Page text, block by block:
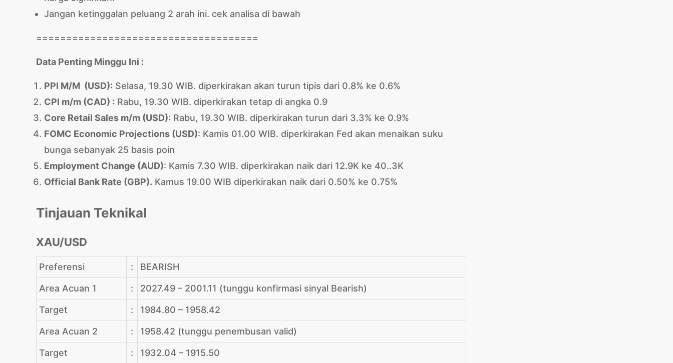
Jangan ketinggalan peluang 2 arah ini. cek analisa di bawah
=====================================
Data Penting Minggu Ini :
PPI M/M (USD): Selasa, 19.30 WIB. diperkirakan akan turun tipis dari 0.8% ke 0.6%
CPI m/m (CAD) : Rabu, 19.30 WIB. diperkirakan tetap di angka 0.9
Core Retail Sales m/m (USD): Rabu, 19.30 WIB. diperkirakan turun dari 3.3% ke 0.9%
FOMC Economic Projections (USD): Kamis 01.00 WIB. diperkirakan Fed akan menaikan suku
bunga sebanyak 25 basis poin
Employment Change (AUD): Kamis 7.30 WIB. diperkirakan naik dari 12.9K ke 40..3K
Official Bank Rate (GBP). Kamus 19.00 WIB diperkirakan naik dari 0.50% ke 0.75%
Tinjauan Teknikal
XAU/USD
Preferensi : BEARISH
Area Acuan 1 : 2027.49 – 2001.11 (tunggu konfirmasi sinyal Bearish)
Target : 1984.80 – 1958.42
Area Acuan 2 : 1958.42 (tunggu penembusan valid)
Target : 1932.04 – 1915.50